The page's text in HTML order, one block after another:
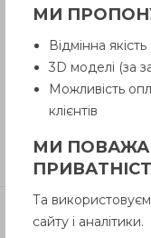
Питання про
Інструкція
Відгуки
МИ
Відмінна якість
3D моделі (за
Можливість
клієнтів
МИ
Та
сайту і аналітики.